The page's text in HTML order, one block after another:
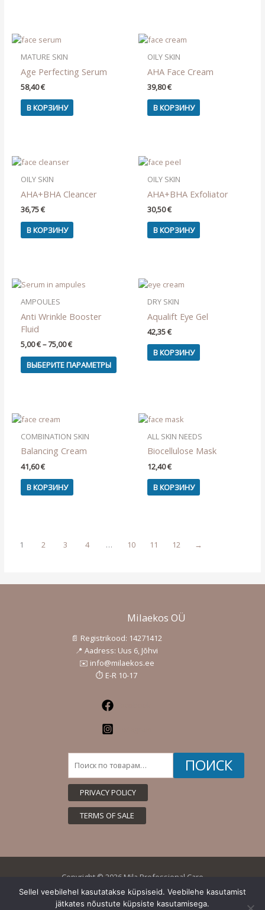
MATURE SKIN
Age Perfecting Serum
58,40€
В КОРЗИНУ
OILY SKIN
AHA Face Cream
39,80€
В КОРЗИНУ
OILY SKIN
AHA+BHA Cleancer
36,75€
В КОРЗИНУ
OILY SKIN
AHA+BHA Exfoliator
30,50€
В КОРЗИНУ
AMPOULES
Anti Wrinkle Booster
Fluid
5,00€– 75,00€Диапазон
5,00 €
–
ВЫБЕРИТЕ ПАРАМЕТРЫ
Этот
товар
Опции
странице
DRY SKIN
Aqualift Eye Gel
42,35€
В КОРЗИНУ
COMBINATION SKIN
Balancing Cream
41,60€
В КОРЗИНУ
ALL SKIN NEEDS
Biocellulose Mask
12,40€
В КОРЗИНУ
1 2 3 4 … 10 11 12 →
Milaekos OÜ
📄 Registrikood: 14271412
📍 Aadress: Uus 6, Jõhvi
✉️ info@milaekos.ee
⏱️ E-R 10-17
ПОИСК
PRIVACY POLICY
TERMS OF SALE
Copyright © 2026 Mila Professional Care
Sellel veebilehel kasutatakse küpsiseid. Veebilehe kasutamist
jätkates nõustute küpsiste kasutamisega.